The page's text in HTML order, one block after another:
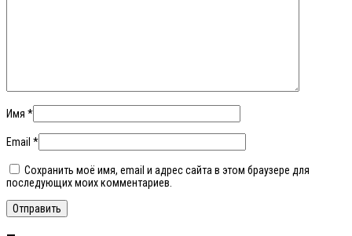
Имя *
Email *
Сохранить моё имя, email и адрес сайта в этом браузере для
последующих моих комментариев.